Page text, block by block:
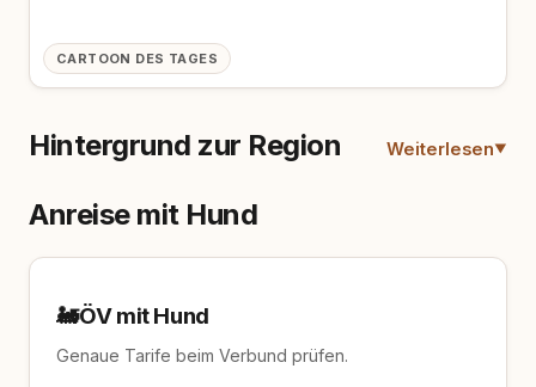
Hintergrund zur Region Weiterlesen
CARTOON DES TAGES
Anreise mit Hund
🚂ÖV mit Hund
Genaue Tarife beim Verbund prüfen.